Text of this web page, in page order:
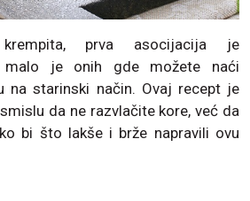
prva asocijacija je
malo je onih gde možete naći
na starinski način. Ovaj recept je
da ne razvlačite kore, već da
bi što lakše i brže napravili ovu